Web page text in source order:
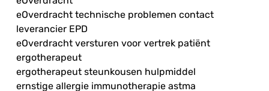
eOverdracht technische problemen contact
leverancier EPD
eOverdracht versturen voor vertrek patiënt
ergotherapeut
ergotherapeut steunkousen hulpmiddel
ernstige allergie immunotherapie astma